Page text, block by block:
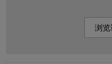
浏